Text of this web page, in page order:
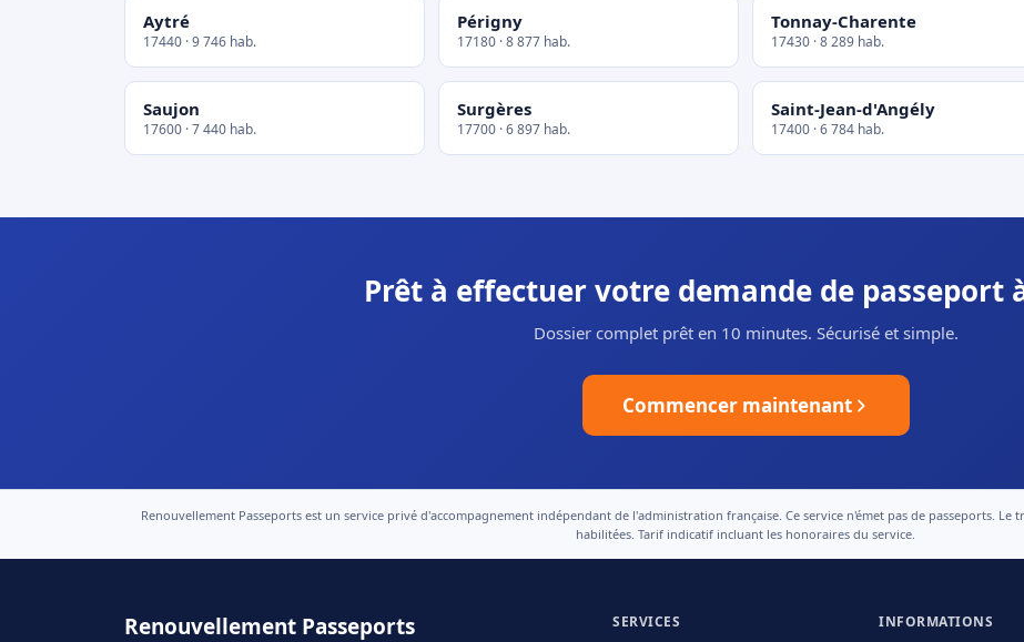
Aytré
17440 · 9 746 hab.
Périgny
17180 · 8 877 hab.
Tonnay-Charente
17430 · 8 289 hab.
Saujon
17600 · 7 440 hab.
Surgères
17700 · 6 897 hab.
Saint-Jean-d'Angély
17400 · 6 784 hab.
Prêt à effectuer votre demande de passeport
Dossier complet prêt en 10 minutes. Sécurisé et simple.
Commencer maintenant
Renouvellement Passeports est un service privé d'accompagnement indépendant de l'administration française. Ce service n'émet pas de passeports.
habilitées. Tarif indicatif incluant les honoraires du service.
Renouvellement Passeports SERVICES INFORMATIONS